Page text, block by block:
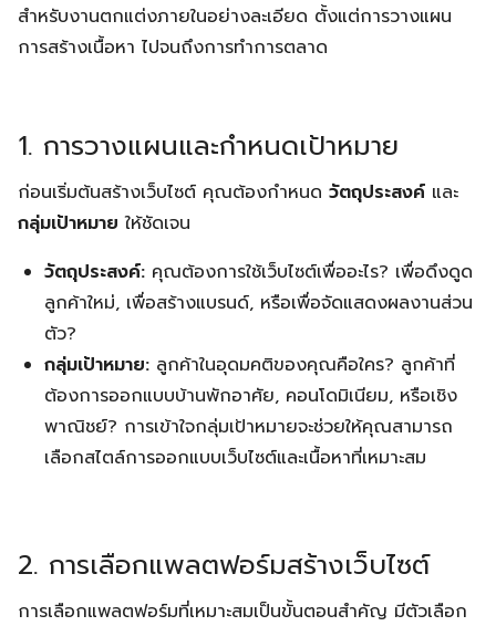
สำหรับงานตกแต่งภายในอย่างละเอียด ตั้งแต่การวางแผน
การสร้างเนื้อหา ไปจนถึงการทำการตลาด
1. การวางแผนและกำหนดเป้าหมาย
ก่อนเริ่มต้นสร้างเว็บไซต์ คุณต้องกำหนด วัตถุประสงค์ และ
กลุ่มเป้าหมาย ให้ชัดเจน
วัตถุประสงค์: คุณต้องการใช้เว็บไซต์เพื่ออะไร? เพื่อดึงดูด
ลูกค้าใหม่, เพื่อสร้างแบรนด์, หรือเพื่อจัดแสดงผลงานส่วน
ตัว?
กลุ่มเป้าหมาย: ลูกค้าในอุดมคติของคุณคือใคร? ลูกค้าที่
ต้องการออกแบบบ้านพักอาศัย, คอนโดมิเนียม, หรือเชิง
พาณิชย์? การเข้าใจกลุ่มเป้าหมายจะช่วยให้คุณสามารถ
เลือกสไตล์การออกแบบเว็บไซต์และเนื้อหาที่เหมาะสม
2. การเลือกแพลตฟอร์มสร้างเว็บไซต์
การเลือกแพลตฟอร์มที่เหมาะสมเป็นขั้นตอนสำคัญ มีตัวเลือก